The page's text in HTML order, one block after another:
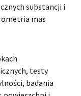
substancji i
mas
testy
badania